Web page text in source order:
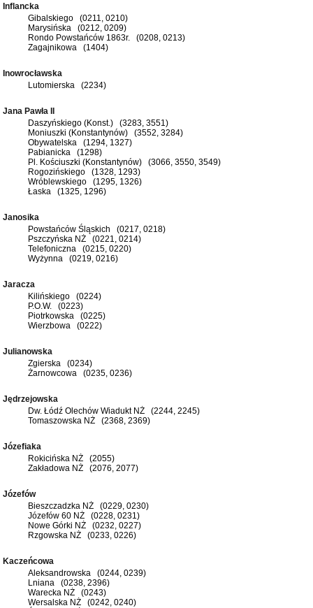
Inflancka
Gibalskiego (0211, 0210)
Marysińska (0212, 0209)
Rondo Powstańców 1863r. (0208, 0213)
Zagajnikowa (1404)
Inowrocławska
Lutomierska (2234)
Jana Pawła II
Daszyńskiego (Konst.) (3283, 3551)
Moniuszki (Konstantynów) (3552, 3284)
Obywatelska (1294, 1327)
Pabianicka (1298)
Pl. Kościuszki (Konstantynów) (3066, 3550, 3549)
Rogozińskiego (1328, 1293)
Wróblewskiego (1295, 1326)
Łaska (1325, 1296)
Janosika
Powstańców Śląskich (0217, 0218)
Pszczyńska NŻ (0221, 0214)
Telefoniczna (0215, 0220)
Wyżynna (0219, 0216)
Jaracza
Kilińskiego (0224)
P.O.W. (0223)
Piotrkowska (0225)
Wierzbowa (0222)
Julianowska
Zgierska (0234)
Żarnowcowa (0235, 0236)
Jędrzejowska
Dw. Łódź Olechów Wiadukt NŻ (2244, 2245)
Tomaszowska NŻ (2368, 2369)
Józefiaka
Rokicińska NŻ (2055)
Zakładowa NŻ (2076, 2077)
Józefów
Bieszczadzka NŻ (0229, 0230)
Józefów 60 NŻ (0228, 0231)
Nowe Górki NŻ (0232, 0227)
Rzgowska NŻ (0233, 0226)
Kaczeńcowa
Aleksandrowska (0244, 0239)
Lniana (0238, 2396)
Warecka NŻ (0243)
Wersalska NŻ (0242, 0240)